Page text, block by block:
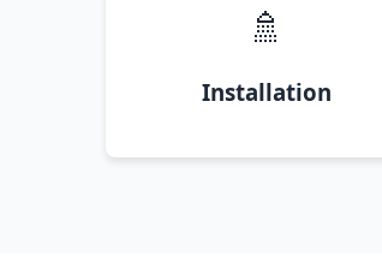
🚿
Installation